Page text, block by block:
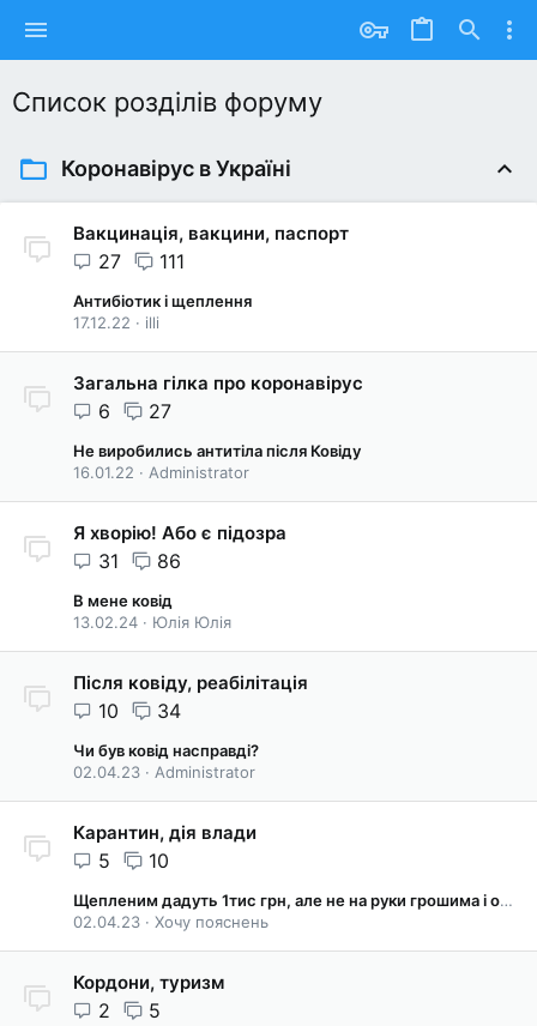
Список розділів форуму
Коронавірус в Україні
Вакцинація, вакцини, паспорт
27 111
Антибіотик і щеплення
17.12.22
illi
Загальна гілка про коронавірус
6 27
Не виробились антитіла після Ковіду
16.01.22
Administrator
Я хворію! Або є підозра
31 86
В мене ковід
13.02.24
Юлія Юлія
Після ковіду, реабілітація
10 34
Чи був ковід насправді?
02.04.23
Administrator
Карантин, дія влади
5 10
Щепленим дадуть 1тис грн, але не на руки грошима і обмежать її використання
02.04.23
Хочу пояснень
Кордони, туризм
2 5